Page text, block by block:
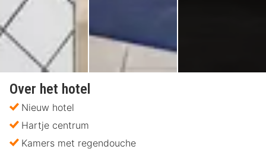
Over het hotel
Nieuw hotel
Hartje centrum
Kamers met regendouche